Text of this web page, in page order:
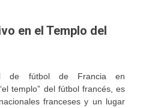
en el Templo del
de fútbol de Francia en
templo” del fútbol francés, es
franceses y un lugar